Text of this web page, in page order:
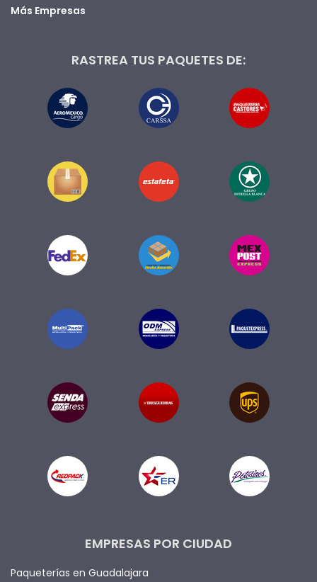
Más Empresas
RASTREA TUS PAQUETES DE:
EMPRESAS POR CIUDAD
Paqueterías en Guadalajara